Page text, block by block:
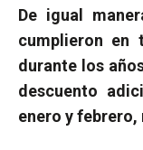
De igual
cumplieron en
durante los
descuento
enero y